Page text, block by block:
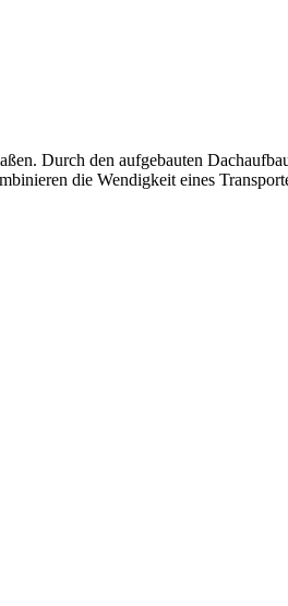
Durch den aufgebauten
die Wendigkeit eines